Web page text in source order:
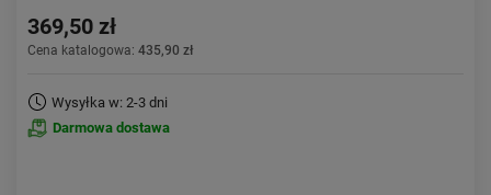
369,50 zł
Cena katalogowa: 435,90 zł
Wysyłka w: 2-3 dni
Darmowa dostawa